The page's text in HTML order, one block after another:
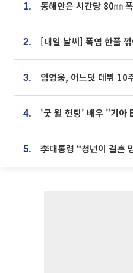
1.
2.
3.
4.
5.